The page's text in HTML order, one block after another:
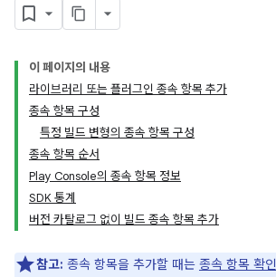
이 페이지의 내용
라이브러리 또는 플러그인 종속 항목 추가
종속 항목 구성
특정 빌드 변형의 종속 항목 구성
종속 항목 순서
Play Console의 종속 항목 정보
SDK 통계
버전 카탈로그 없이 빌드 종속 항목 추가
참고: 종속 항목을 추가할 때는 종속 항목 확인